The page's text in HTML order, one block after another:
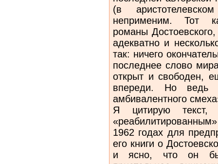
(в
неприменим. Тот
романы
адекватно и
так: ничего
последнее слово
открыт и свободен,
впереди. Но ведь
амбивалентного
Я цитирую
1962 годах для
его книги о
и ясно, что он